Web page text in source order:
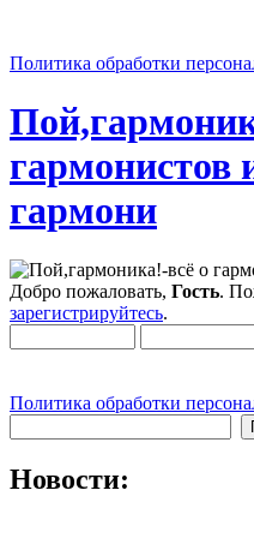
Политика обработки
гармонистов
гармони
Добро пожаловать, Гость.
зарегистрируйтесь.
Политика обработки
Новости: